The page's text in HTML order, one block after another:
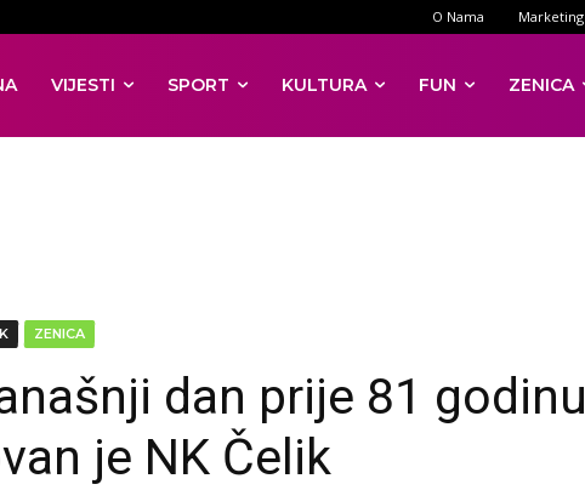
O Nama Marketing
VIJESTI SPORT KULTURA FUN ZENICA
ZENICA
dan prije 81 godinu
je NK Čelik